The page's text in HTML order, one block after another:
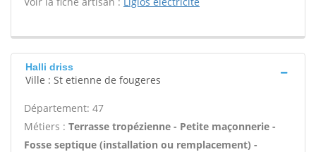
Halli driss
Ville : St etienne de fougeres
Département: 47
Métiers : Terrasse tropézienne - Petite maçonnerie -
Fosse septique (installation ou remplacement) -